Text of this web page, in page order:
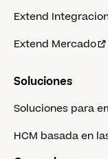
Extend
Extend Mercado
Soluciones
Soluciones para
HCM basada en